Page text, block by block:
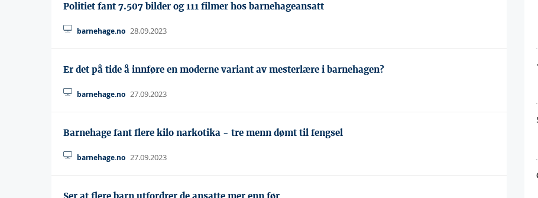
Politiet fant 7.507 bilder og 111 filmer hos barnehageansatt
barnehage.no 28.09.2023
Er det på tide å innføre en moderne variant av mesterlære i barnehagen?
barnehage.no 27.09.2023
Barnehage fant flere kilo narkotika - tre menn dømt til fengsel
barnehage.no 27.09.2023